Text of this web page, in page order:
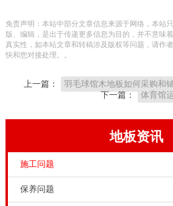
是多少：
1、预留伸缩缝的意义
冷缩的特性。一年四季，春夏秋冬
化。体育木地板铺装过程中，预贸
免责声明：本站中部分文章信息来源于网络，本站
版、编辑，是出于传递更多信息为目的，并不意味
真实性，如本站文章和转稿涉及版权等问题，请作
快和您对接处理。。
上一篇：
羽毛球馆木地板如何采购和
下一篇：
体育馆
地板资讯
施工问题
保养问题